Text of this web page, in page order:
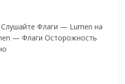
Флаги — Lumen на
— Флаги Осторожность